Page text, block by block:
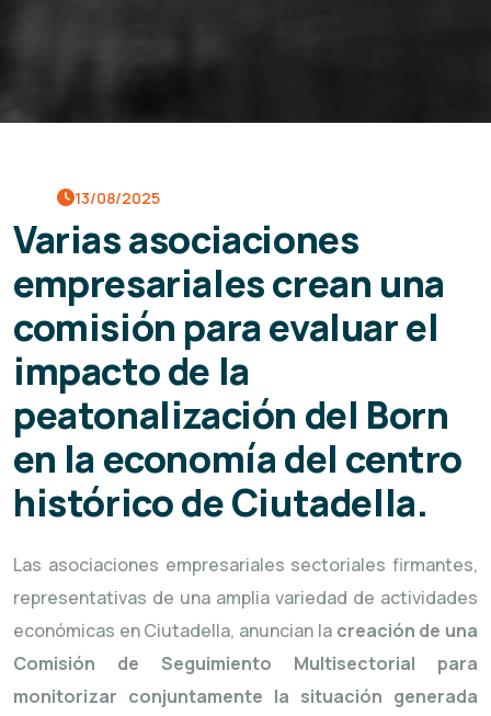
13/08/2025
Varias asociaciones
empresariales crean una
comisión para evaluar el
impacto de la
peatonalización del Born
en la economía del centro
histórico de Ciutadella.
Las asociaciones empresariales sectoriales firmantes,
representativas de una amplia variedad de actividades
económicas en Ciutadella, anuncian la creación de una
Comisión de Seguimiento Multisectorial para
monitorizar conjuntamente la situación generada